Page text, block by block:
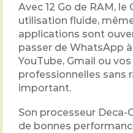
Avec 12 Go de RAM,
utilisation fluide,
applications sont
passer de WhatsApp
YouTube, Gmail ou
professionnelles sans
important.
Son processeur
de bonnes